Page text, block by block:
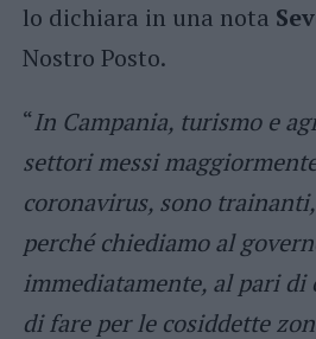
lo dichiara in una nota
Nostro Posto.
“In Campania, turismo e
settori messi
coronavirus, sono
perché chiediamo al
immediatamente, al pari di
di fare per le cosiddette